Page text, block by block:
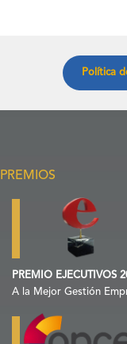
Política
PREMIOS
PREMIO EJECUTIVOS
A la Mejor Gestión